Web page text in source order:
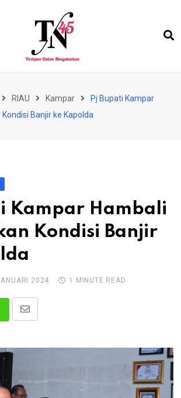
RIAU Kampar
Pj Bupati Kampar
Banjir ke Kapolda
Kampar Hambali
Kondisi Banjir
2024 1 MINUTE READ
Whatsapp
Share
Email